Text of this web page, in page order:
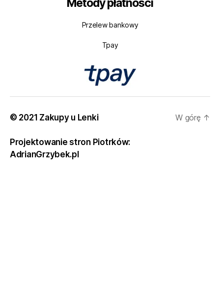
Przelew bankowy
Tpay
© 2021 Zakupy u Lenki
Projektowanie stron Piotrków:
AdrianGrzybek.pl
W górę ↑